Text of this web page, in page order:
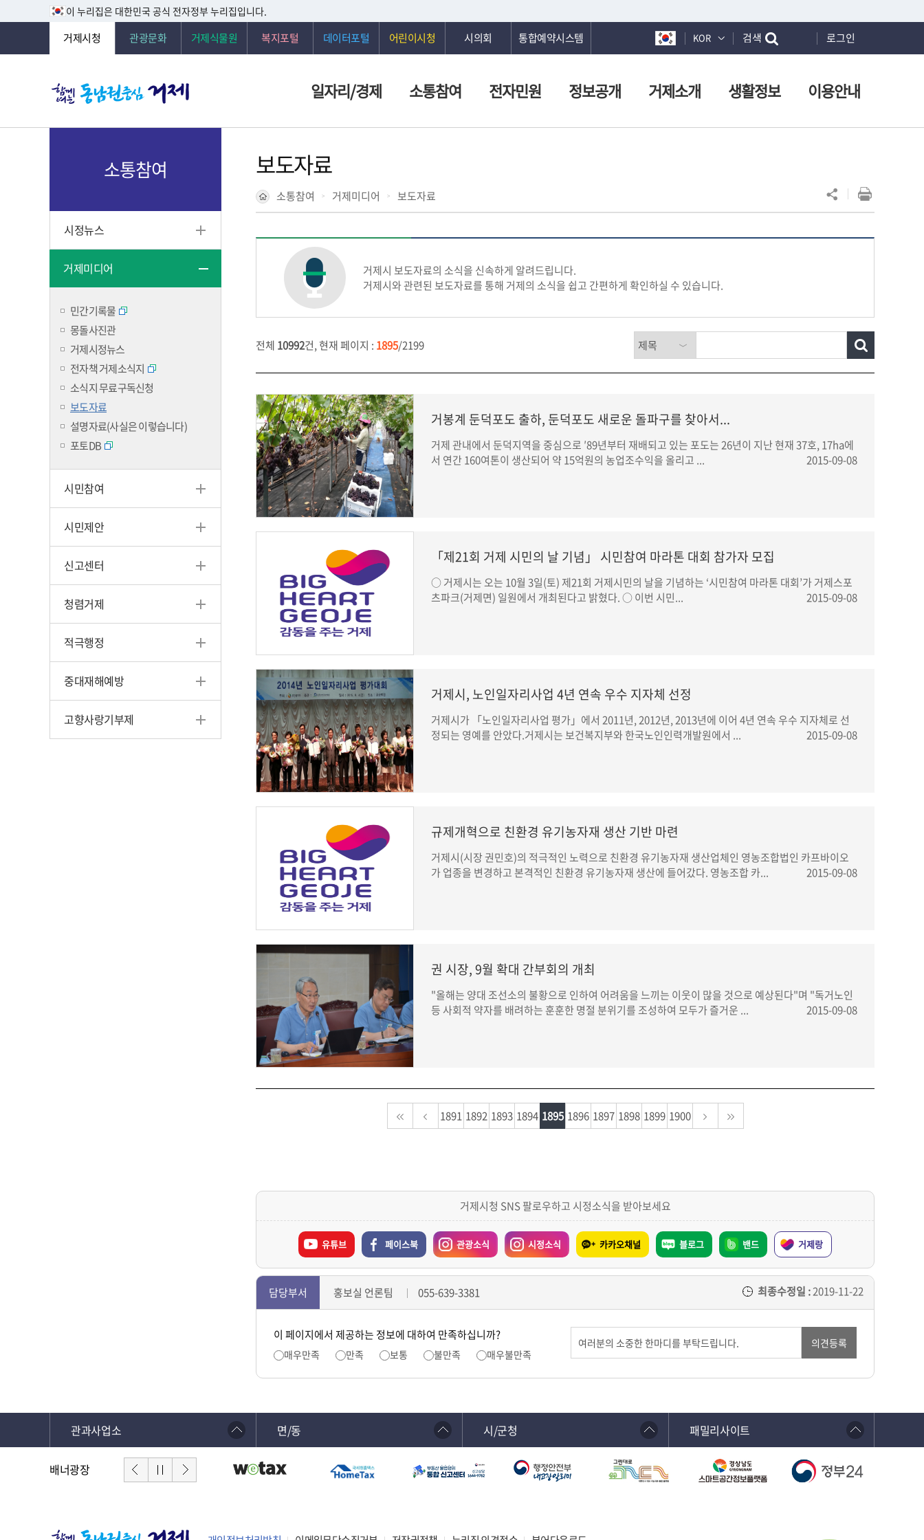
이 누리집은 대한민국 공식 전자정부 누리집입니다.
거제시청 관광문화 거제식물원 복지포털 데이터포털 어린이시청 시의회 통합예약시스템 KOR 검색 로그인
일자리/경제 소통참여 전자민원 정보공개 거제소개 생활정보 이용안내
소통참여
시정뉴스
거제미디어
민간기록물
몽돌사진관
거제시정뉴스
전자책 거제소식지
소식지 무료구독신청
보도자료
설명자료(사실은 이렇습니다)
포토DB
시민참여
시민제안
신고센터
청렴거제
적극행정
중대재해예방
고향사랑기부제
보도자료
소통참여 거제미디어 보도자료
거제시 보도자료의 소식을 신속하게 알려드립니다.
거제시와 관련된 보도자료를 통해 거제의 소식을 쉽고 간편하게 확인하실 수 있습니다.
전체 10992건, 현재 페이지 : 1895/2199
거봉계 둔덕포도 출하, 둔덕포도 새로운 돌파구를 찾아서...
거제 관내에서 둔덕지역을 중심으로 ′89년부터 재배되고 있는 포도는 26년이 지난 현재 37호, 17ha에
서 연간 160여톤이 생산되어 약 15억원의 농업조수익을 올리고 ...
2015-09-08
「제21회 거제 시민의 날 기념」 시민참여 마라톤 대회 참가자 모집
○ 거제시는 오는 10월 3일(토) 제21회 거제시민의 날을 기념하는 ‘시민참여 마라톤 대회’가 거제스포
츠파크(거제면) 일원에서 개최된다고 밝혔다. ○ 이번 시민...
2015-09-08
거제시, 노인일자리사업 4년 연속 우수 지자체 선정
거제시가 「노인일자리사업 평가」에서 2011년, 2012년, 2013년에 이어 4년 연속 우수 지자체로 선
정되는 영예를 안았다.거제시는 보건복지부와 한국노인인력개발원에서 ...
2015-09-08
규제개혁으로 친환경 유기농자재 생산 기반 마련
거제시(시장 권민호)의 적극적인 노력으로 친환경 유기농자재 생산업체인 영농조합법인 카프바이오
가 업종을 변경하고 본격적인 친환경 유기농자재 생산에 들어갔다. 영농조합 카...
2015-09-08
권 시장, 9월 확대 간부회의 개최
"올해는 양대 조선소의 불황으로 인하여 어려움을 느끼는 이웃이 많을 것으로 예상된다"며 "독거노인
등 사회적 약자를 배려하는 훈훈한 명절 분위기를 조성하여 모두가 즐거운 ...
2015-09-08
1891 1892 1893 1894 1895 1896 1897 1898 1899 1900
거제시청 SNS 팔로우하고 시정소식을 받아보세요
유튜브 페이스북 관광소식 시정소식 카카오채널 블로그 밴드 거제랑
담당부서 홍보실 언론팀 055-639-3381 최종수정일 :2019-11-22
이 페이지에서 제공하는 정보에 대하여 만족하십니까?
매우만족 만족 보통 불만족 매우불만족
의견등록
관과사업소 면/동 시/군청 패밀리사이트
배너광장